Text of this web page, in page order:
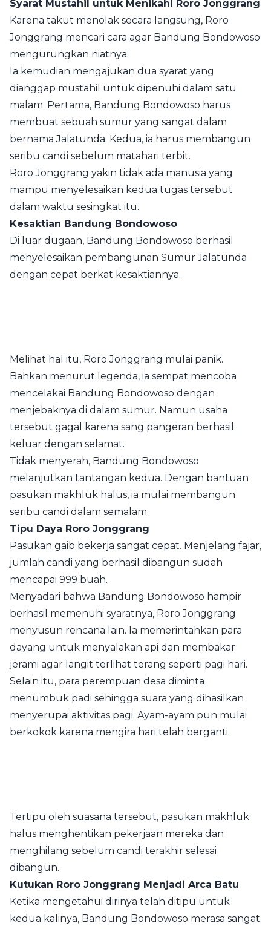
Syarat Mustahil untuk Menikahi Roro Jonggrang
Karena takut menolak secara langsung, Roro
Jonggrang mencari cara agar Bandung Bondowoso
mengurungkan niatnya.
Ia kemudian mengajukan dua syarat yang
dianggap mustahil untuk dipenuhi dalam satu
malam. Pertama, Bandung Bondowoso harus
membuat sebuah sumur yang sangat dalam
bernama Jalatunda. Kedua, ia harus membangun
seribu candi sebelum matahari terbit.
Roro Jonggrang yakin tidak ada manusia yang
mampu menyelesaikan kedua tugas tersebut
dalam waktu sesingkat itu.
Kesaktian Bandung Bondowoso
Di luar dugaan, Bandung Bondowoso berhasil
menyelesaikan pembangunan Sumur Jalatunda
dengan cepat berkat kesaktiannya.
Melihat hal itu, Roro Jonggrang mulai panik.
Bahkan menurut legenda, ia sempat mencoba
mencelakai Bandung Bondowoso dengan
menjebaknya di dalam sumur. Namun usaha
tersebut gagal karena sang pangeran berhasil
keluar dengan selamat.
Tidak menyerah, Bandung Bondowoso
melanjutkan tantangan kedua. Dengan bantuan
pasukan makhluk halus, ia mulai membangun
seribu candi dalam semalam.
Tipu Daya Roro Jonggrang
Pasukan gaib bekerja sangat cepat. Menjelang fajar,
jumlah candi yang berhasil dibangun sudah
mencapai 999 buah.
Menyadari bahwa Bandung Bondowoso hampir
berhasil memenuhi syaratnya, Roro Jonggrang
menyusun rencana lain. Ia memerintahkan para
dayang untuk menyalakan api dan membakar
jerami agar langit terlihat terang seperti pagi hari.
Selain itu, para perempuan desa diminta
menumbuk padi sehingga suara yang dihasilkan
menyerupai aktivitas pagi. Ayam-ayam pun mulai
berkokok karena mengira hari telah berganti.
Tertipu oleh suasana tersebut, pasukan makhluk
halus menghentikan pekerjaan mereka dan
menghilang sebelum candi terakhir selesai
dibangun.
Kutukan Roro Jonggrang Menjadi Arca Batu
Ketika mengetahui dirinya telah ditipu untuk
kedua kalinya, Bandung Bondowoso merasa sangat